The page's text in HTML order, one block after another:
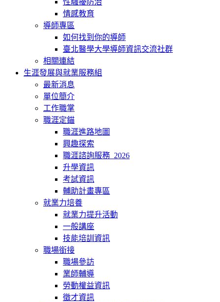
情感教育
導師專區
如何找到你的導師
臺北醫學大學導師資訊交流社群
相關連結
生涯發展與就業服務組
最新消息
單位簡介
工作職掌
職涯定錨
職涯進路地圖
興趣探索
職涯諮詢服務_2026
升學資訊
考試資訊
輔助計畫專區
就業力培養
就業力提升活動
一般講座
技能培訓資訊
職場銜接
職場參訪
業師輔導
勞動權益資訊
徵才資訊